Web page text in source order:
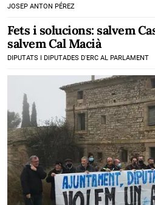
JOSEP ANTON PÉREZ
Fets i solucions: salvem
salvem Cal Macià
DIPUTATS I DIPUTADES D'ERC AL PARLAMENT